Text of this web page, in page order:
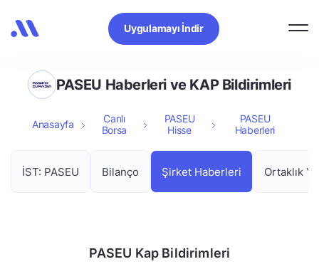
Uygulamayı İndir
PASEU Haberleri ve KAP Bildirimleri
Anasayfa
Canlı
Borsa
PASEU
Hisse
PASEU
Haberleri
İST: PASEU Bilanço Şirket Haberleri Ortaklık
PASEU Kap Bildirimleri